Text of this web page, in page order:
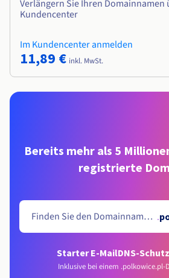
Verlängern Sie Ihren Domainnamen
Kundencenter
Im Kundencenter anmelden
11,89 € inkl. MwSt.
Bereits mehr als 5
registrierte
.
Starter E-MailDNS-
Inklusive bei einem .polkowice.pl-